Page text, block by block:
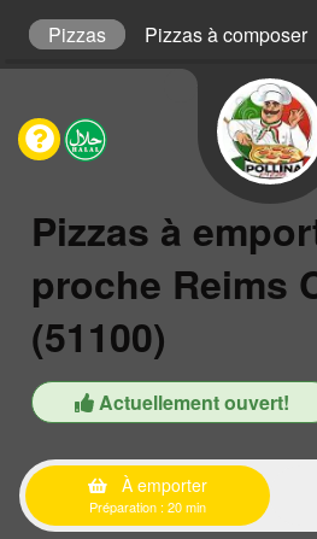
Pizzas Pizzas à composer
Pizzas à
proche Reims
(51100)
Actuellement ouvert!
À emporter
Préparation : 20 min